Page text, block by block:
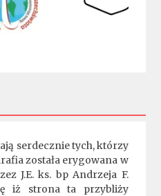
serdecznie tych, którzy
została erygowana w
J.E. ks. bp Andrzeja F.
iż strona ta przybliży